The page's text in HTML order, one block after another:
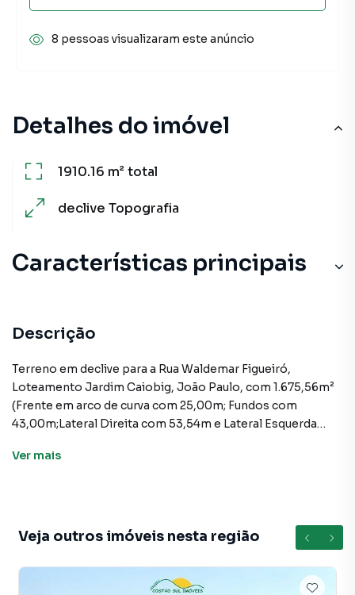
Detalhes do imóvel
1910.16 m²total
declive Topografia
Características principais
Descrição
Terreno em declive para a Rua Waldemar Figueiró,
Loteamento Jardim Caiobig, João Paulo, com 1.675,56m²
(Frente em arco de curva com 25,00m; Fundos com
43,00m;Lateral Direita com 53,54m e Lateral Esquerda
Predominante, 2 pavimentos e 50% de utilização do
Ver mais
Veja outros imóveis nesta região
8 pessoas visualizaram este anúncio